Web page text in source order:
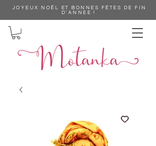
JOYEUX NOÊL ET BONNES FËTES DE FIN
D'ANNEE !